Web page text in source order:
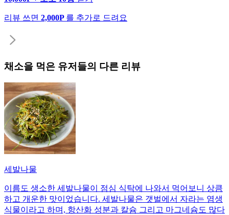
리뷰 쓰면 2,000P 를 추가로 드려요
채소을 먹은 유저들의 다른 리뷰
세발나물
이름도 생소한 세발나물이 점심 식탁에 나와서 먹어보니 상큼
하고 개운한 맛이었습니다. 세발나물은 갯벌에서 자라는 염생
식물이라고 하며, 항산화 성분과 칼슘 그리고 마그네슘도 많다